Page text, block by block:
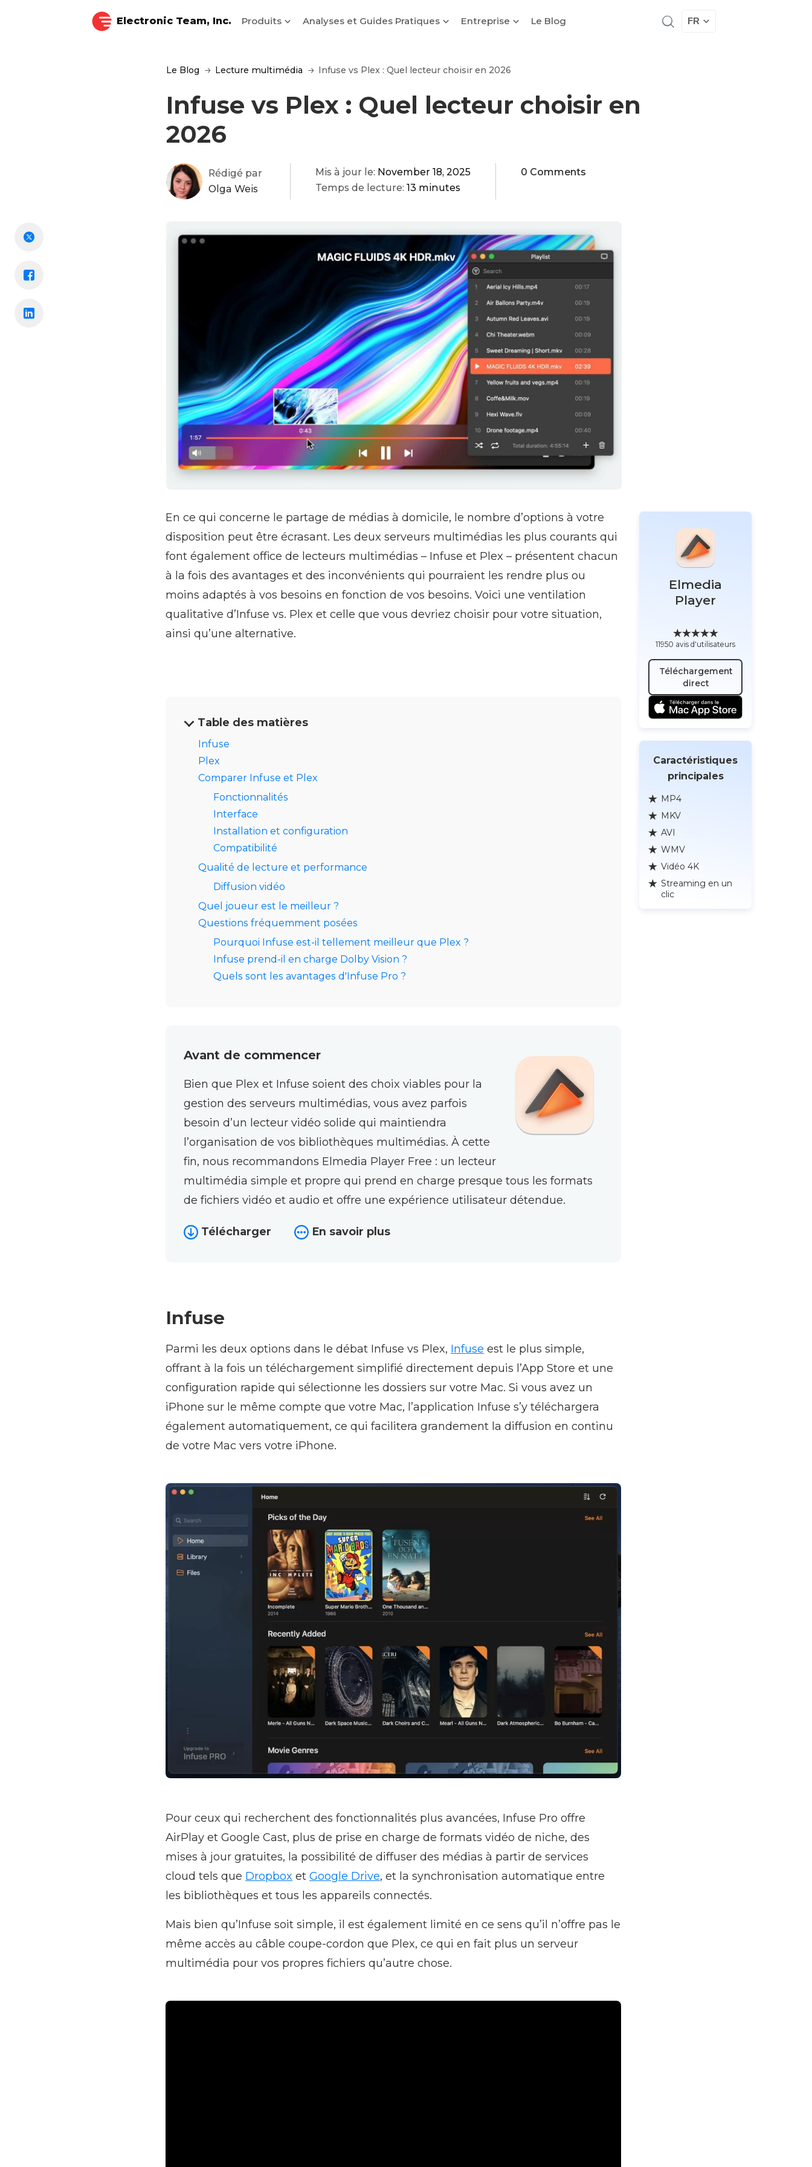
Electronic Team, Inc. Produits Analyses et Guides Pratiques Entreprise Le Blog FR
Le Blog Lecture multimédia Infuse vs Plex : Quel lecteur choisir en 2026
Infuse vs Plex : Quel lecteur choisir en
2026
Rédigé par
Olga Weis
Mis à jour le: November 18, 2025
Temps de lecture: 13 minutes
0 Comments
En ce qui concerne le partage de médias à domicile, le nombre d’options à votre
disposition peut être écrasant. Les deux serveurs multimédias les plus courants qui
font également office de lecteurs multimédias – Infuse et Plex – présentent chacun
à la fois des avantages et des inconvénients qui pourraient les rendre plus ou
moins adaptés à vos besoins en fonction de vos besoins. Voici une ventilation
qualitative d’Infuse vs. Plex et celle que vous devriez choisir pour votre situation,
ainsi qu’une alternative.
Table des matières
Infuse
Plex
Comparer Infuse et Plex
Fonctionnalités
Interface
Installation et configuration
Compatibilité
Qualité de lecture et performance
Diffusion vidéo
Quel joueur est le meilleur ?
Questions fréquemment posées
Pourquoi Infuse est-il tellement meilleur que Plex ?
Infuse prend-il en charge Dolby Vision ?
Quels sont les avantages d'Infuse Pro ?
Avant de commencer
Bien que Plex et Infuse soient des choix viables pour la
gestion des serveurs multimédias, vous avez parfois
besoin d’un lecteur vidéo solide qui maintiendra
l’organisation de vos bibliothèques multimédias. À cette
fin, nous recommandons Elmedia Player Free : un lecteur
multimédia simple et propre qui prend en charge presque tous les formats
de fichiers vidéo et audio et offre une expérience utilisateur détendue.
Télécharger En savoir plus
Infuse
Parmi les deux options dans le débat Infuse vs Plex, Infuse est le plus simple,
offrant à la fois un téléchargement simplifié directement depuis l’App Store et une
configuration rapide qui sélectionne les dossiers sur votre Mac. Si vous avez un
iPhone sur le même compte que votre Mac, l’application Infuse s’y téléchargera
également automatiquement, ce qui facilitera grandement la diffusion en continu
de votre Mac vers votre iPhone.
Pour ceux qui recherchent des fonctionnalités plus avancées, Infuse Pro offre
AirPlay et Google Cast, plus de prise en charge de formats vidéo de niche, des
mises à jour gratuites, la possibilité de diffuser des médias à partir de services
cloud tels que Dropbox etGoogle Drive, et la synchronisation automatique entre
les bibliothèques et tous les appareils connectés.
Mais bien qu’Infuse soit simple, il est également limité en ce sens qu’il n’offre pas le
même accès au câble coupe-cordon que Plex, ce qui en fait plus un serveur
multimédia pour vos propres fichiers qu’autre chose.
Elmedia
Player
11950 avis d'utilisateurs
Téléchargement
direct
Caractéristiques
principales
MP4
MKV
AVI
WMV
Vidéo 4K
Streaming en un
clic